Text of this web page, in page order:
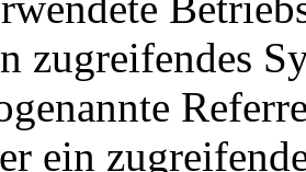
zugreifendes
ein